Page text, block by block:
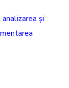
și